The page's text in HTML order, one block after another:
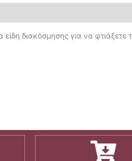
διακόσμησης για να φτιάξετε